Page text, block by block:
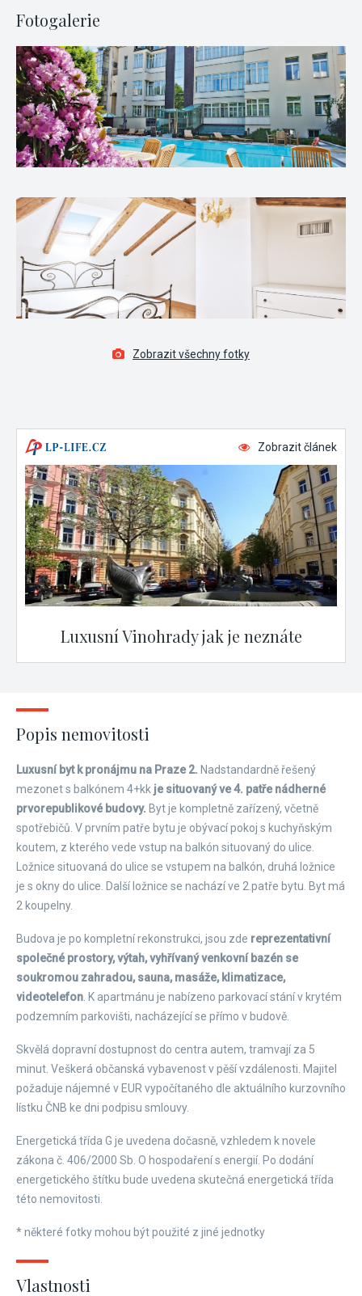
Fotogalerie
Zobrazit všechny fotky
Zobrazit článek
Luxusní Vinohrady jak je neznáte
Popis nemovitosti
Luxusní byt k pronájmu na Praze 2. Nadstandardně řešený
mezonet s balkónem 4+kk je situovaný ve 4. patře nádherné
prvorepublikové budovy. Byt je kompletně zařízený, včetně
spotřebičů. V prvním patře bytu je obývací pokoj s kuchyňským
koutem, z kterého vede vstup na balkón situovaný do ulice.
Ložnice situovaná do ulice se vstupem na balkón, druhá ložnice
je s okny do ulice. Další ložnice se nachází ve 2.patře bytu. Byt má
2 koupelny.
Budova je po kompletní rekonstrukci, jsou zde reprezentativní
společné prostory, výtah, vyhřívaný venkovní bazén se
soukromou zahradou, sauna, masáže, klimatizace,
videotelefon . K apartmánu je nabízeno parkovací stání v krytém
podzemním parkovišti, nacházející se přímo v budově.
Skvělá dopravní dostupnost do centra autem, tramvají za 5
minut. Veškerá občanská vybavenost v pěší vzdálenosti. Majitel
požaduje nájemné v EUR vypočítaného dle aktuálního kurzovního
lístku ČNB ke dni podpisu smlouvy.
Energetická třída G je uvedena dočasně, vzhledem k novele
zákona č. 406/2000 Sb. O hospodaření s energií. Po dodání
energetického štítku bude uvedena skutečná energetická třída
této nemovitosti.
* některé fotky mohou být použité z jiné jednotky
Vlastnosti